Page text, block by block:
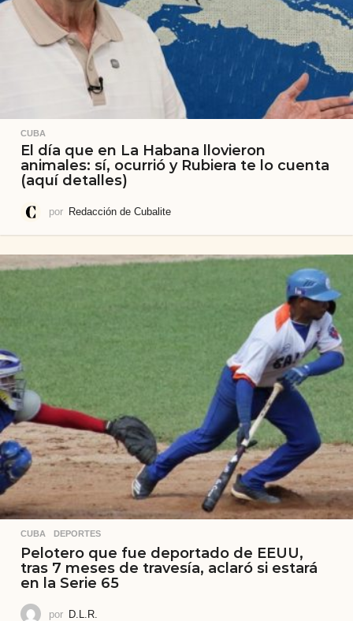
CUBA
El día que en La Habana llovieron
animales: sí, ocurrió y Rubiera te lo cuenta
(aquí detalles)
por Redacción de Cubalite
CUBA ,DEPORTES
Pelotero que fue deportado de EEUU,
tras 7 meses de travesía, aclaró si estará
en la Serie 65
por D.L.R.